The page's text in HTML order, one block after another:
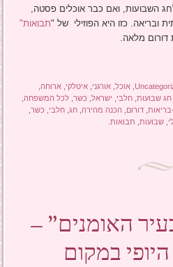
השבועות, ואם כבר אוכלים פסטה,
ובריאה. כזו היא הפוזילי של "תבואות"
דורום מלאה.
,אוכל ,אורגני ,איטלקי ,ארוחה
,חג שבועות ,חלבי ישראל כשר ,לכל המשפחה
בריאות ,דורום הכנה מהירה ,חג ,חלבי כשר
,שבועות תבואות
האומנים" –
כל היופי במקום